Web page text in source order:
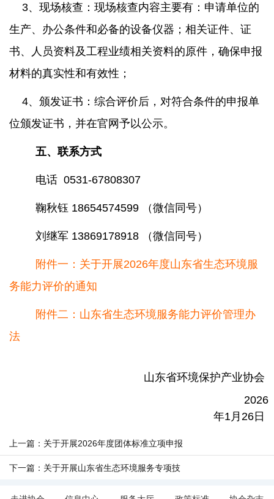
3、现场核查：现场核查内容主要有：申请单位的
生产、办公条件和必备的设备仪器；相关证件、证
书、人员资料及工程业绩相关资料的原件，确保申报
材料的真实性和有效性；
4、颁发证书：综合评价后，对符合条件的申报单
位颁发证书，并在官网予以公示。
五、 联系方式
电话 0531-67808307
鞠秋钰 18654574599 （微信同号）
刘继军 13869178918 （微信同号）
附件一：关于开展2026年度山东省生态环境服
务能力评价的通知
附件二：山东省生态环境服务能力评价管理办
法
山东省环境保护产业协会
2026
年1月26日
上一篇：关于开展2026年度团体标准立项申报
工作的通知
下一篇：关于开展山东省生态环境服务专项技